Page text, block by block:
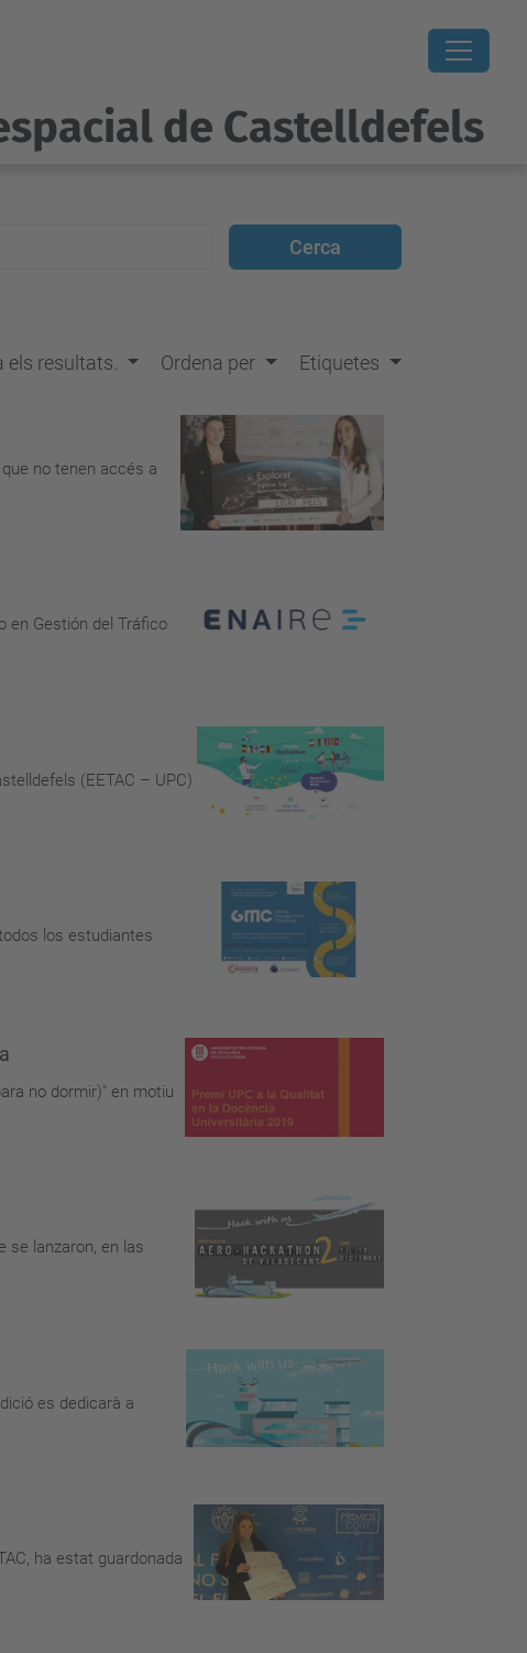
de Castelldefels
els resultats. Ordena per Etiquetes
no tenen accés a
en Gestión del Tráfico
(EETAC – UPC)
los estudiantes
no dormir)" en motiu
se lanzaron, en las
es dedicarà a
ha estat guardonada